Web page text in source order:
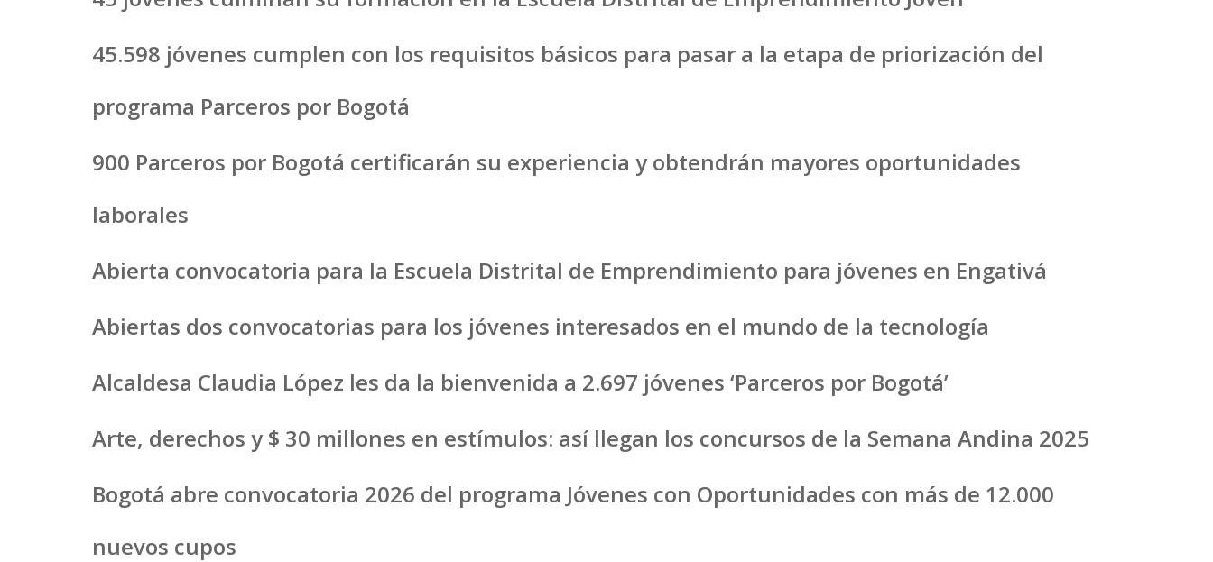
45.598 jóvenes cumplen con los requisitos básicos para pasar a la etapa de priorización del
programa Parceros por Bogotá
900 Parceros por Bogotá certificarán su experiencia y obtendrán mayores oportunidades
laborales
Abierta convocatoria para la Escuela Distrital de Emprendimiento para jóvenes en Engativá
Abiertas dos convocatorias para los jóvenes interesados en el mundo de la tecnología
Alcaldesa Claudia López les da la bienvenida a 2.697 jóvenes ‘Parceros por Bogotá’
Arte, derechos y $ 30 millones en estímulos: así llegan los concursos de la Semana Andina 2025
Bogotá abre convocatoria 2026 del programa Jóvenes con Oportunidades con más de 12.000
nuevos cupos